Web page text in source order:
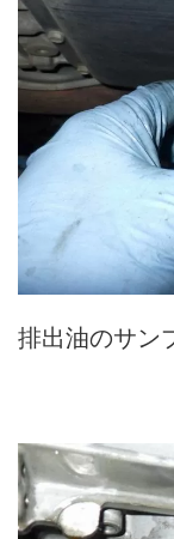
排出油のサン